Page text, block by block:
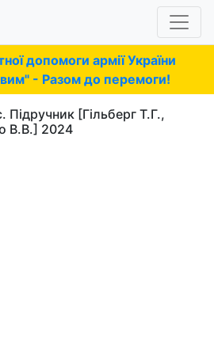
допомоги армії України
- Разом до перемоги!
Підручник [Гільберг Т.Г.,
В.В.] 2024